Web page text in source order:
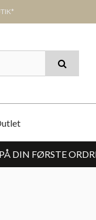
DIN FØRSTE